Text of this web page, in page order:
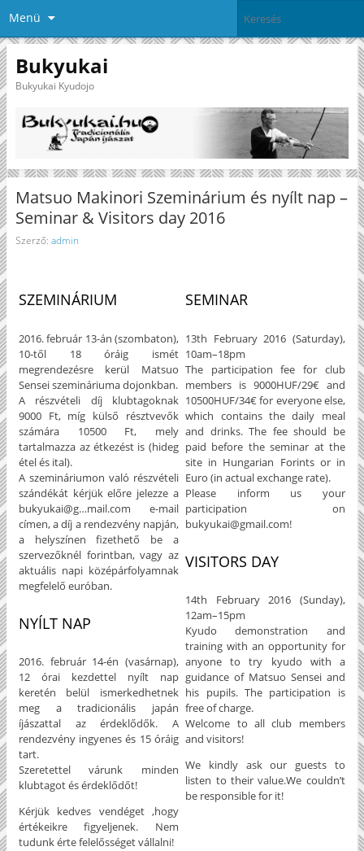
Menü
Bukyukai
Bukyukai Kyudojo
Matsuo Makinori Szeminárium és nyílt nap –
Seminar & Visitors day 2016
Szerző: admin
SZEMINÁRIUM
2016. február 13-án (szombaton),
10-től 18 óráig ismét
megrendezésre kerül Matsuo
Sensei szemináriuma dojonkban.
A részvételi díj klubtagoknak
9000 Ft, míg külső résztvevők
számára 10500 Ft, mely
tartalmazza az étkezést is (hideg
étel és ital).
A szemináriumon való részvételi
szándékát kérjük előre jelezze a
bukyukai@g…mail.com e-mail
címen, a díj a rendezvény napján,
a helyszínen fizethető be a
szervezőknél forintban, vagy az
aktuális napi középárfolyamnak
megfelelő euróban.
NYÍLT NAP
2016. február 14-én (vasárnap),
12 órai kezdettel nyílt nap
keretén belül ismerkedhetnek
meg a tradicionális japán
íjászattal az érdeklődők. A
rendezvény ingyenes és 15 óráig
tart.
Szeretettel várunk minden
klubtagot és érdeklődőt!
Kérjük kedves vendéget ,hogy
értékeikre figyeljenek. Nem
tudunk érte felelősséget vállalni!
SEMINAR
13th February 2016 (Saturday),
10am–18pm
The participation fee for club
members is 9000HUF/29€ and
10500HUF/34€ for everyone else,
which contains the daily meal
and drinks. The fee should be
paid before the seminar at the
site in Hungarian Forints or in
Euro (in actual exchange rate).
Please inform us your
participation on
bukyukai@gmail.com!
VISITORS DAY
14th February 2016 (Sunday),
12am–15pm
Kyudo demonstration and
training with an opportunity for
anyone to try kyudo with a
guidance of Matsuo Sensei and
his pupils. The participation is
free of charge.
Welcome to all club members
and visitors!
We kindly ask our guests to
listen to their value.We couldn’t
be responsible for it!